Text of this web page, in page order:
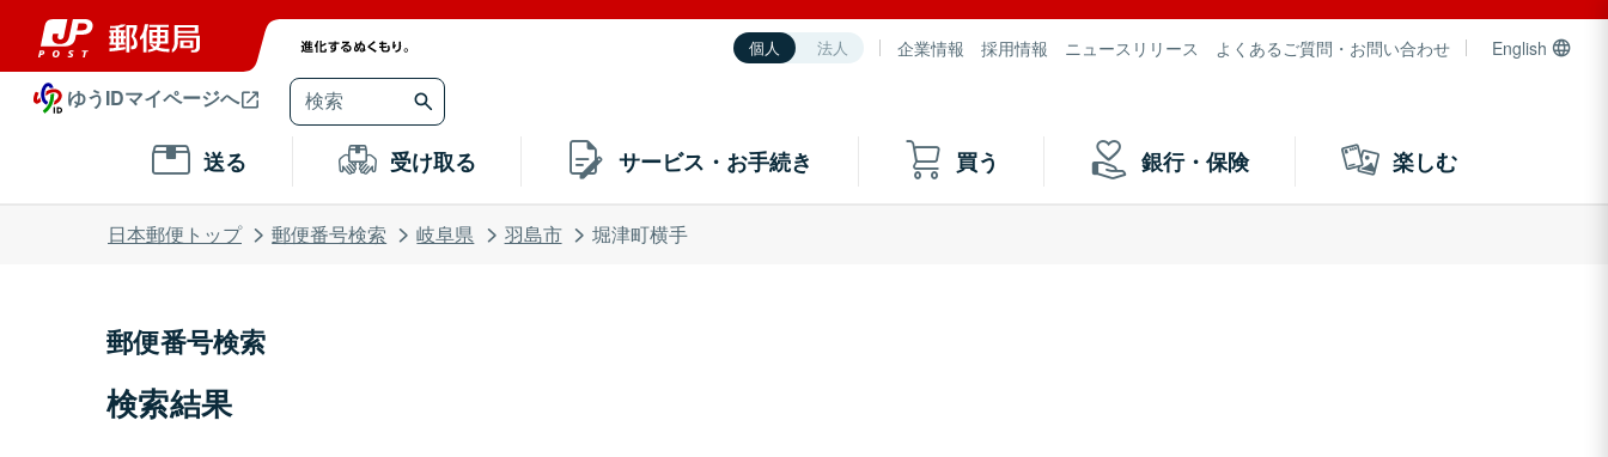
個人 法人 企業情報 採用情報 ニュースリリース よくあるご質問・お問い合わせ English
ゆうIDマイページへ
送る 受け取る サービス・お手続き 買う 銀行・保険 楽しむ
日本郵便トップ 郵便番号検索 岐阜県 羽島市 堀津町横手
郵便番号検索
検索結果